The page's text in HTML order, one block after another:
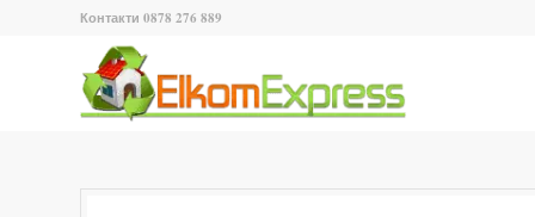
Контакти 0878 276 889